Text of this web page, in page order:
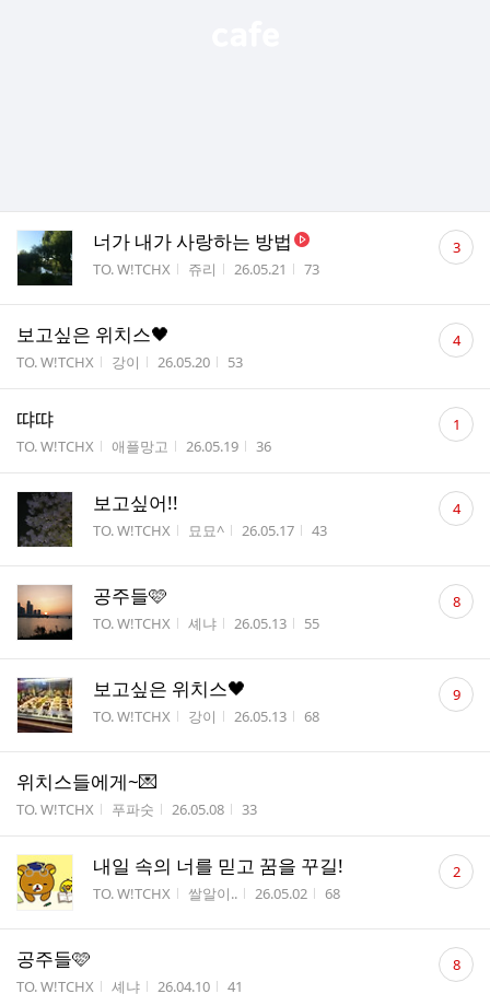
너가 내가 사랑하는 방법
게시판명
TO. W!TCHX 작성자
쥬리 작성시간
26.05.21 조회수
73
댓
글 3
보고싶은 위치스🖤
게시판명
TO. W!TCHX 작성자
강이 작성시간
26.05.20 조회수
53
댓
글 4
땨땨
게시판명
TO. W!TCHX 작성자
애플망고 작성시간
26.05.19 조회수
36
댓
글 1
보고싶어!!
게시판명
TO. W!TCHX 작성자
묘묘^ 작성시간
26.05.17 조회수
43
댓
글 4
공주들🩷
게시판명
TO. W!TCHX 작성자
셰냐 작성시간
26.05.13 조회수
55
댓
글 8
보고싶은 위치스🖤
게시판명
TO. W!TCHX 작성자
강이 작성시간
26.05.13 조회수
68
댓
글 9
위치스들에게~💌
게시판명
TO. W!TCHX 작성자
푸파숫 작성시간
26.05.08 조회수
33
내일 속의 너를 믿고 꿈을 꾸길!
게시판명
TO. W!TCHX 작성자
쌀알이.. 작성시간
26.05.02 조회수
68
댓
글 2
공주들🩷
게시판명
TO. W!TCHX 작성자
셰냐 작성시간
26.04.10 조회수
41
댓
글 8